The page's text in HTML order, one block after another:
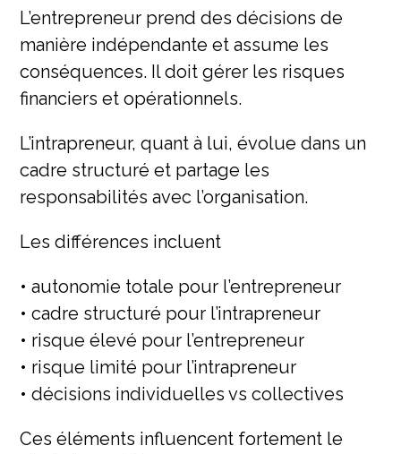
L’entrepreneur prend des décisions de
manière indépendante et assume les
conséquences. Il doit gérer les risques
financiers et opérationnels.
L’intrapreneur, quant à lui, évolue dans un
cadre structuré et partage les
responsabilités avec l’organisation.
Les différences incluent
• autonomie totale pour l’entrepreneur
• cadre structuré pour l’intrapreneur
• risque élevé pour l’entrepreneur
• risque limité pour l’intrapreneur
• décisions individuelles vs collectives
Ces éléments influencent fortement le